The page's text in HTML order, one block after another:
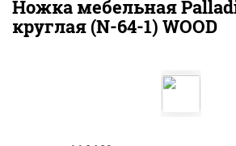
Ножка мебельная
круглая (N-64-1) WOOD